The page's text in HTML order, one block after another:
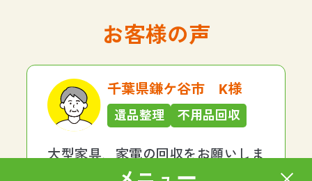
お客様の声
千葉県鎌ケ谷市 K様
遺品整理 不用品回収
大型家具、家電の回収をお願いしま
した。想像以上にスムーズで大満足